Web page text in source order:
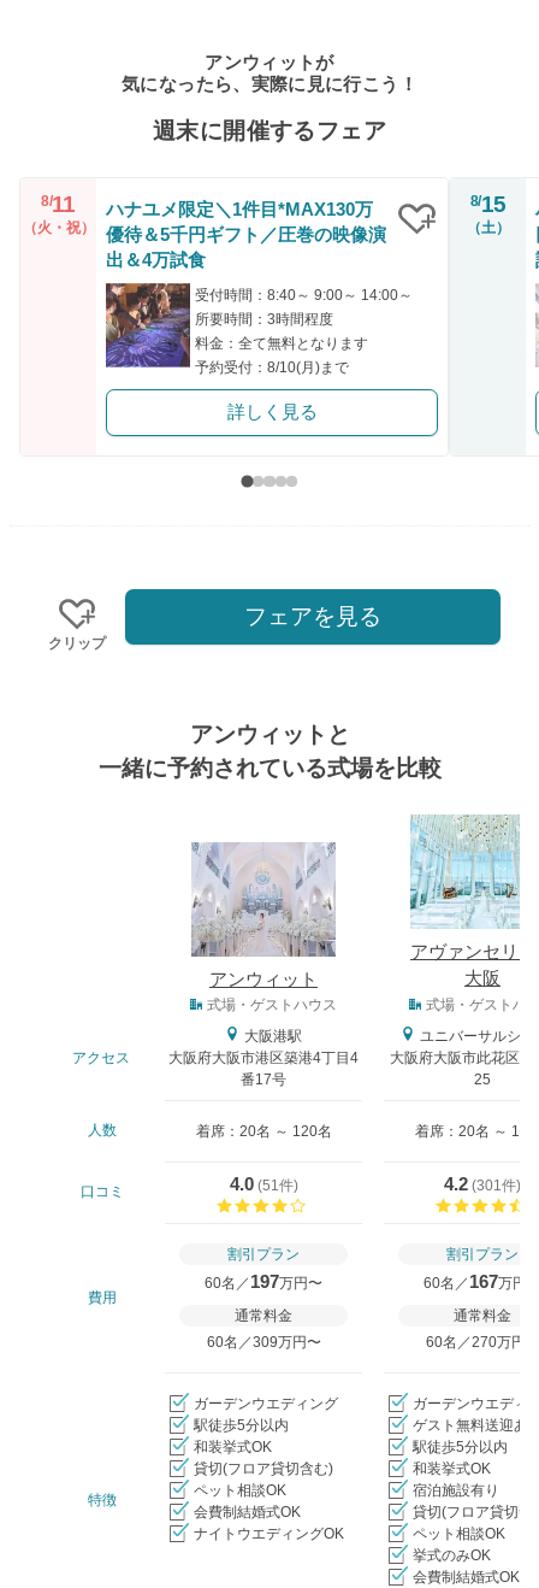
アンウィットが
気になったら、実際に見に行こう！
週末に開催するフェア
8/11
（火・祝）
ハナユメ限定＼1件目*MAX130万
優待＆5千円ギフト／圧巻の映像演
出＆4万試食
受付時間：8:40～ 9:00～ 14:00～
所要時間：3時間程度
料金：全て無料となります
予約受付：8/10(月)まで
詳しく見る
8/15
（土）
クリップ
フェアを見る
アンウィットと
一緒に予約されている式場を比較
アンウィット
アヴァンセリ
大阪
式場・ゲストハウス 式場・ゲストハ
アクセス
大阪港駅
大阪府大阪市港区築港4丁目4
番17号
ユニバーサルシテ
大阪府大阪市此花区島
25
人数 着席：20名 ～ 120名 着席：20名 ～ 138
口コミ 4.0(51件)
4.2 (301件)
費用
割引プラン
60名／ 197万円〜
通常料金
60名／309万円〜
割引プラン
60名／ 167万円
通常料金
60名／270万円〜
特徴
ガーデンウエディング
駅徒歩5分以内
和装挙式OK
貸切(フロア貸切含む)
ペット相談OK
会費制結婚式OK
ナイトウエディングOK
ガーデンウエディ
ゲスト無料送迎あ
駅徒歩5分以内
和装挙式OK
宿泊施設有り
貸切(フロア貸切含
ペット相談OK
挙式のみOK
会費制結婚式OK